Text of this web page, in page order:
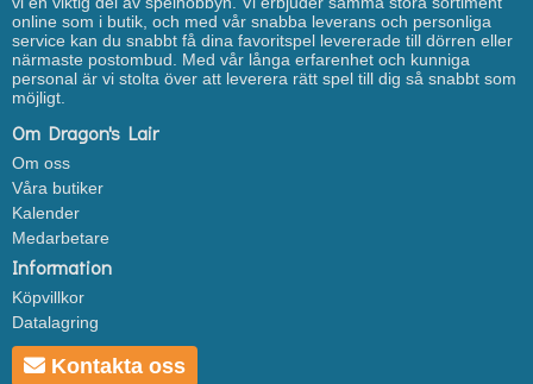
online som i butik, och med vår snabba leverans och personliga
service kan du snabbt få dina favoritspel levererade till dörren eller
närmaste postombud. Med vår långa erfarenhet och kunniga
personal är vi stolta över att leverera rätt spel till dig så snabbt som
möjligt.
Om Dragon's Lair
Om oss
Våra butiker
Kalender
Medarbetare
Information
Köpvillkor
Datalagring
Kontakta oss